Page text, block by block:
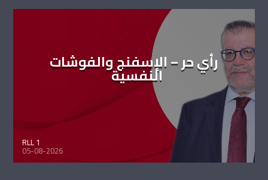
رأي حر – الإسفنج والفوشات
النفسية
RLL 1
05-08-2026